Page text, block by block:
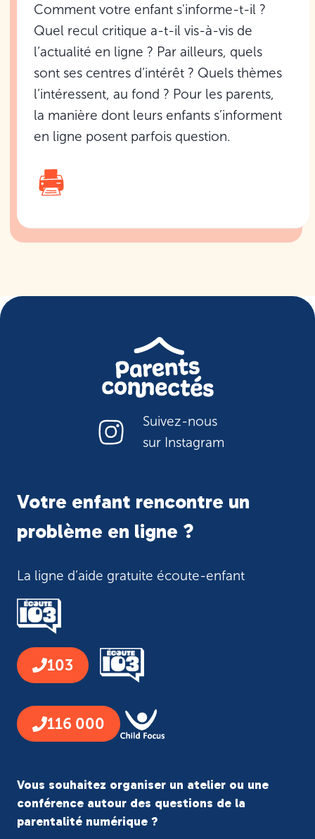
Comment votre enfant s'informe-t-il ?
Quel recul critique a-t-il vis-à-vis de
l’actualité en ligne ? Par ailleurs, quels
sont ses centres d’intérêt ? Quels thèmes
l’intéressent, au fond ? Pour les parents,
la manière dont leurs enfants s’informent
en ligne posent parfois question.
Suivez-nous
sur Instagram
Votre enfant rencontre un
problème en ligne ?
La ligne d’aide gratuite écoute-enfant
103
116 000
Vous souhaitez organiser un atelier ou une
conférence autour des questions de la
parentalité numérique ?